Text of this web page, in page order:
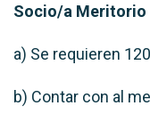
Socio/a Meritorio
a) Se requieren
b) Contar con al